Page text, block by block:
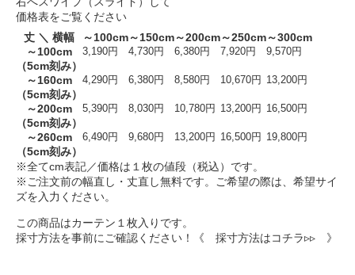
価格表をご覧ください
丈 ＼ 横幅
～100cm～150cm～200cm～250cm～300cm
～100cm
（5cm刻み）
3,190円 4,730円 6,380円 7,920円 9,570円
～160cm
（5cm刻み）
4,290円 6,380円 8,580円 10,670円 13,200円
～200cm
（5cm刻み）
5,390円 8,030円 10,780円 13,200円 16,500円
～260cm
（5cm刻み）
6,490円 9,680円 13,200円 16,500円 19,800円
※全てcm表記／価格は１枚の値段（税込）です。
※ご注文前の幅直し・丈直し無料です。ご希望の際は、希望サイ
ズを入力ください。
この商品はカーテン１枚入りです。
採寸方法を事前にご確認ください！
《 採寸方法はコチラ▹▹ 》